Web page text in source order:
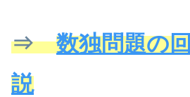
⇒数独問題の
説